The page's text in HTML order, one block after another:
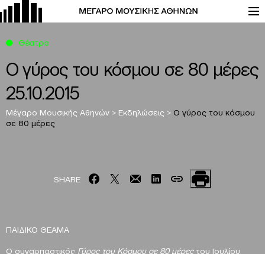
Ο γύρος του κόσμου σε 80 μέρες
25.10.2015
Μέγαρο Μουσικής Αθηνών > Εκδηλώσεις > Ο γύρος του κόσμου
σε 80 μέρες
Θέατρο
SHARE
ΠΑΙΔΙΚΟ ΘΕΑΜΑ
Ο συναρπαστικός Γύρος του Κόσμου σε 80 μέρεςτου Ιουλίου